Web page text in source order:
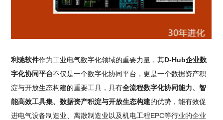
利驰软件作为工业电气数字化领域的重要力量，其D-Hub企业数
字化协同平台不仅是一个数字化协同平台，更是一个数据资产积
淀与开放生态构建的重要工具，具有全流程数字化协同能力、智
能高效工具集、数据资产积淀与开放生态构建的优势，能有效促
进电气设备制造业、离散制造业以及机电工程EPC等行业的企业